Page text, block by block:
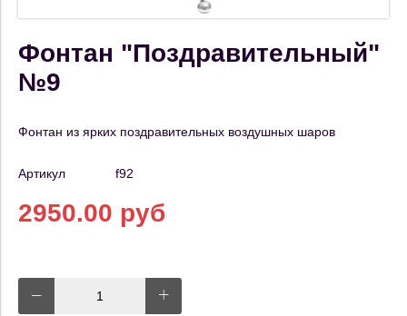
Фонтан "Поздравительный"
№9
Фонтан из ярких поздравительных воздушных шаров
Артикул f92
2950.00 руб